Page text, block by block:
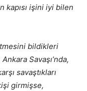
kapısı işini iyi bilen
bildikleri
Savaşı’nda,
savaştıkları
girmişse,